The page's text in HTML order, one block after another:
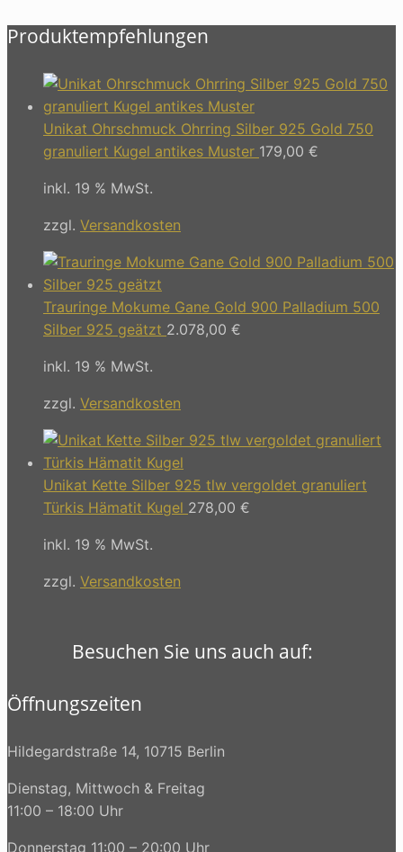
Produktempfehlungen
Unikat Ohrschmuck Ohrring Silber 925 Gold 750
granuliert Kugel antikes Muster 179,00 €
inkl. 19 % MwSt.
zzgl. Versandkosten
Trauringe Mokume Gane Gold 900 Palladium 500
Silber 925 geätzt 2.078,00 €
inkl. 19 % MwSt.
zzgl. Versandkosten
Unikat Kette Silber 925 tlw vergoldet granuliert
Türkis Hämatit Kugel 278,00 €
inkl. 19 % MwSt.
zzgl. Versandkosten
Besuchen Sie uns auch auf:
Öffnungszeiten
Hildegardstraße 14, 10715 Berlin
Dienstag, Mittwoch & Freitag
11:00 – 18:00 Uhr
Donnerstag 11:00 – 20:00 Uhr